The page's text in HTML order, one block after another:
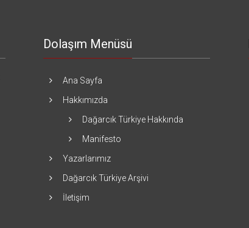
Dolaşım Menüsü
Ana Sayfa
Hakkımızda
Dağarcık Türkiye Hakkında
Manifesto
Yazarlarımız
Dağarcık Türkiye Arşivi
İletişim